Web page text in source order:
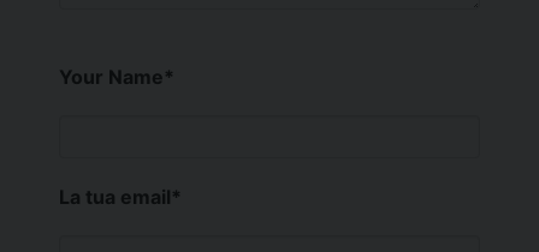
Your Name*
La tua email*